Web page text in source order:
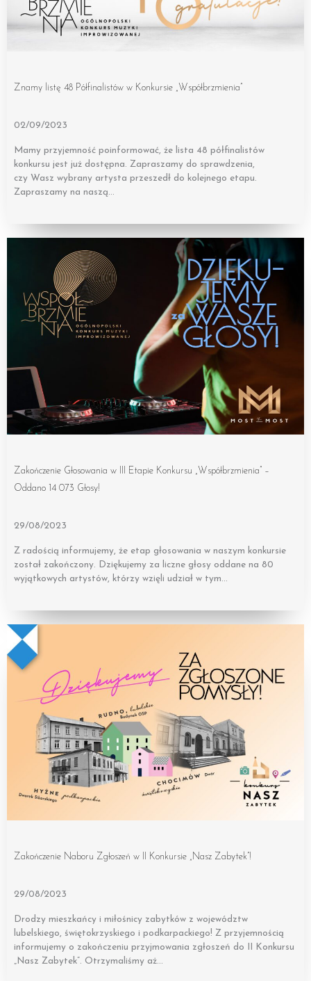
Znamy listę 48 Półfinalistów w Konkursie „Współbrzmienia”
02/09/2023
Mamy przyjemność poinformować, że lista 48 półfinalistów
konkursu jest już dostępna. Zapraszamy do sprawdzenia,
czy Wasz wybrany artysta przeszedł do kolejnego etapu.
Zapraszamy na naszą…
Zakończenie Głosowania w III Etapie Konkursu „Współbrzmienia” –
Oddano 14 073 Głosy!
29/08/2023
Z radością informujemy, że etap głosowania w naszym konkursie
został zakończony. Dziękujemy za liczne głosy oddane na 80
wyjątkowych artystów, którzy wzięli udział w tym…
Zakończenie Naboru Zgłoszeń w II Konkursie „Nasz Zabytek”!
29/08/2023
Drodzy mieszkańcy i miłośnicy zabytków z województw
lubelskiego, świętokrzyskiego i podkarpackiego! Z przyjemnością
informujemy o zakończeniu przyjmowania zgłoszeń do II Konkursu
„Nasz Zabytek”. Otrzymaliśmy aż…